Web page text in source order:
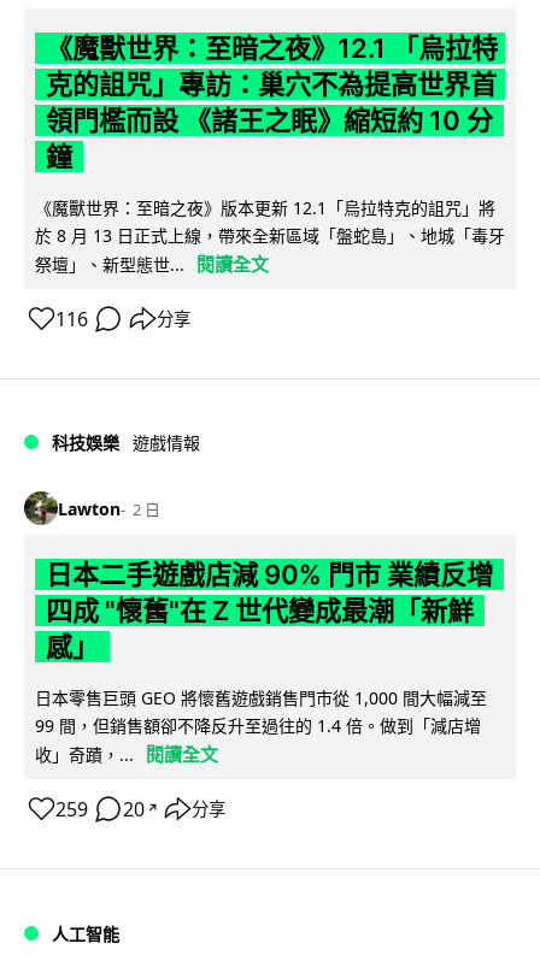
《魔獸世界：至暗之夜》12.1 「烏拉特
克的詛咒」專訪：巢穴不為提高世界首
領門檻而設 《諸王之眠》縮短約 10 分
鐘
《魔獸世界：至暗之夜》版本更新 12.1「烏拉特克的詛咒」將
於 8 月 13 日正式上線，帶來全新區域「盤蛇島」、地城「毒牙
祭壇」、新型態世...
閱讀全文
116 分享
科技娛樂 遊戲情報
Lawton 2 日
日本二手遊戲店減 90% 門市 業績反增
四成 "懷舊"在 Z 世代變成最潮「新鮮
感」
日本零售巨頭 GEO 將懷舊遊戲銷售門市從 1,000 間大幅減至
99 間，但銷售額卻不降反升至過往的 1.4 倍。做到「減店增
收」奇蹟，...
閱讀全文
259 20 ↗ 分享
人工智能